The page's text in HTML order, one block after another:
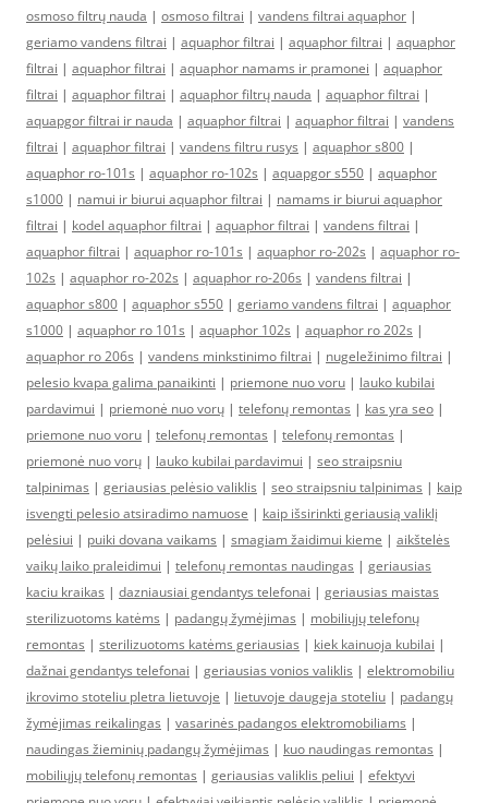
osmoso filtrų nauda | osmoso filtrai | vandens filtrai aquaphor |
geriamo vandens filtrai | aquaphor filtrai | aquaphor filtrai | aquaphor
filtrai | aquaphor filtrai | aquaphor namams ir pramonei | aquaphor
filtrai | aquaphor filtrai | aquaphor filtrų nauda | aquaphor filtrai |
aquapgor filtrai ir nauda | aquaphor filtrai | aquaphor filtrai | vandens
filtrai | aquaphor filtrai | vandens filtru rusys | aquaphor s800 |
aquaphor ro-101s | aquaphor ro-102s | aquapgor s550 | aquaphor
s1000 | namui ir biurui aquaphor filtrai | namams ir biurui aquaphor
filtrai | kodel aquaphor filtrai | aquaphor filtrai | vandens filtrai |
aquaphor filtrai | aquaphor ro-101s | aquaphor ro-202s | aquaphor ro-
102s | aquaphor ro-202s | aquaphor ro-206s | vandens filtrai |
aquaphor s800 | aquaphor s550 | geriamo vandens filtrai | aquaphor
s1000 | aquaphor ro 101s | aquaphor 102s | aquaphor ro 202s |
aquaphor ro 206s | vandens minkstinimo filtrai | nugeležinimo filtrai |
pelesio kvapa galima panaikinti | priemone nuo voru | lauko kubilai
pardavimui | priemonė nuo vorų | telefonų remontas | kas yra seo |
priemone nuo voru | telefonų remontas | telefonų remontas |
priemonė nuo vorų | lauko kubilai pardavimui | seo straipsniu
talpinimas | geriausias pelėsio valiklis | seo straipsniu talpinimas | kaip
isvengti pelesio atsiradimo namuose | kaip išsirinkti geriausią valiklį
pelėsiui | puiki dovana vaikams | smagiam žaidimui kieme | aikštelės
vaikų laiko praleidimui | telefonų remontas naudingas | geriausias
kaciu kraikas | dazniausiai gendantys telefonai | geriausias maistas
sterilizuotoms katėms | padangų žymėjimas | mobiliųjų telefonų
remontas | sterilizuotoms katėms geriausias | kiek kainuoja kubilai |
dažnai gendantys telefonai | geriausias vonios valiklis | elektromobiliu
ikrovimo stoteliu pletra lietuvoje | lietuvoje daugeja stoteliu | padangų
žymėjimas reikalingas | vasarinės padangos elektromobiliams |
naudingas žieminių padangų žymėjimas | kuo naudingas remontas |
mobiliųjų telefonų remontas | geriausias valiklis peliui | efektyvi